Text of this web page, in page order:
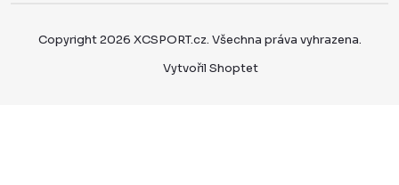
Vytvořil Shoptet
Copyright 2026 XCSPORT.cz. Všechna práva vyhrazena.